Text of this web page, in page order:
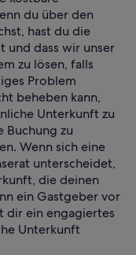
du über den
hast du die
und dass wir unser
zu lösen, falls
Problem
beheben kann,
Unterkunft zu
zu
Wenn sich eine
unterscheidet,
die deinen
ein Gastgeber vor
dir ein engagiertes
Unterkunft